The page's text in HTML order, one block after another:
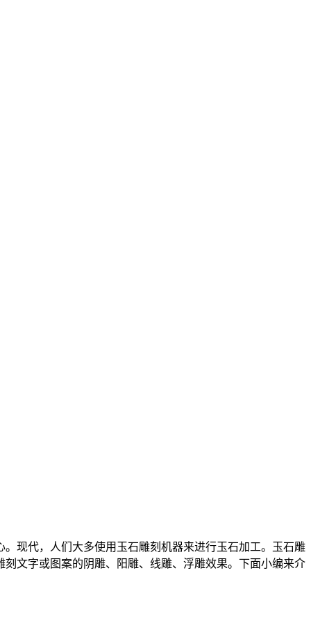
现代，人们大多使用玉石雕刻机器来进行玉石加工。玉石雕
文字或图案的阴雕、阳雕、线雕、浮雕效果。下面小编来介